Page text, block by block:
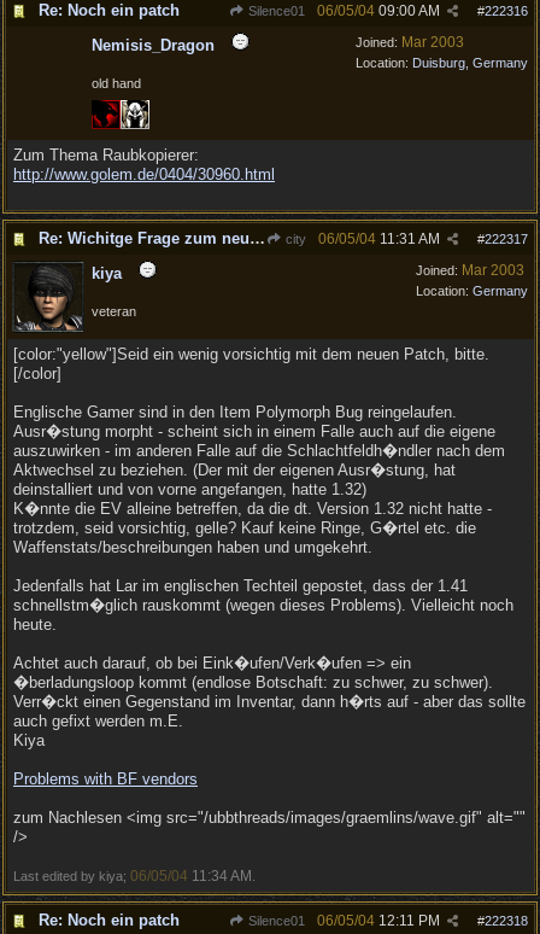
Re: Noch ein patch Silence01 #222316
06/05/04 09:00 AM
Joined: Mar 2003
Location: Duisburg, Germany
Nemisis_Dragon
old hand
Zum Thema Raubkopierer:
http://www.golem.de/0404/30960.html
Re: Wichitge Frage zum neuen Patch (eventuel :) ) city #222317
06/05/04 11:31 AM
Joined: Mar 2003
Location: Germany
kiya
veteran
[color:"yellow"]Seid ein wenig vorsichtig mit dem neuen Patch, bitte.
[/color]
Englische Gamer sind in den Item Polymorph Bug reingelaufen.
Ausr�stung morpht - scheint sich in einem Falle auch auf die eigene
auszuwirken - im anderen Falle auf die Schlachtfeldh�ndler nach dem
Aktwechsel zu beziehen. (Der mit der eigenen Ausr�stung, hat
deinstalliert und von vorne angefangen, hatte 1.32)
K�nnte die EV alleine betreffen, da die dt. Version 1.32 nicht hatte -
trotzdem, seid vorsichtig, gelle? Kauf keine Ringe, G�rtel etc. die
Waffenstats/beschreibungen haben und umgekehrt.
Jedenfalls hat Lar im englischen Techteil gepostet, dass der 1.41
schnellstm�glich rauskommt (wegen dieses Problems). Vielleicht noch
heute.
Achtet auch darauf, ob bei Eink�ufen/Verk�ufen => ein
�berladungsloop kommt (endlose Botschaft: zu schwer, zu schwer).
Verr�ckt einen Gegenstand im Inventar, dann h�rts auf - aber das sollte
auch gefixt werden m.E.
Kiya
Problems with BF vendors
zum Nachlesen <img src="/ubbthreads/images/graemlins/wave.gif" alt=""
/>
Last edited by kiya; 06/05/04 11:34 AM
Re: Noch ein patch Silence01 #222318
06/05/04 12:11 PM